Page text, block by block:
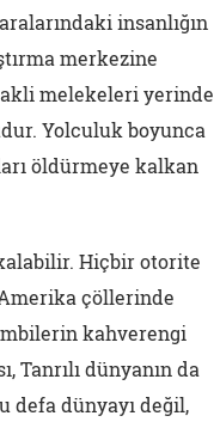
insanlığın
merkezine
melekeleri yerinde
Yolculuk boyunca
öldürmeye kalkan
Hiçbir otorite
çöllerinde
kahverengi
Tanrılı dünyanın da
defa dünyayı değil,